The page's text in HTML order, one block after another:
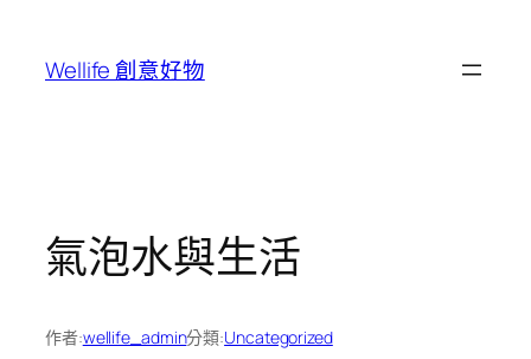
Wellife 創意好物
氣泡水與生活
作者:wellife_admin分類:Uncategorized